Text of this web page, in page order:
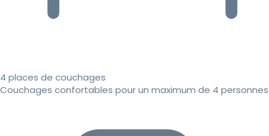
4 places de couchages
Couchages confortables pour un maximum de 4 personnes